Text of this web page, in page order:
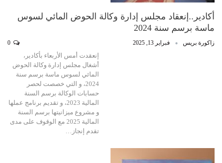
أكادير..إنعقاد مجلس إدارة وكالة الحوض المائي لسوس
ماسة برسم سنة 2024
زاكورة بريس فبراير 13, 2025
إنعقدت أمس الأربعاء بأكادير،
أشغال مجلس إدارة وكالة الحوض
المائي لسوس ماسة برسم سنة
2024، و التي خصصت لحصر
حسابات الوكالة برسم السنة
المالية 2023، و تقديم برنامج عملها
و مشروع ميزانيتها برسم السنة
المالية 2025 مع الوقوف على مدى
تقدم إنجاز…